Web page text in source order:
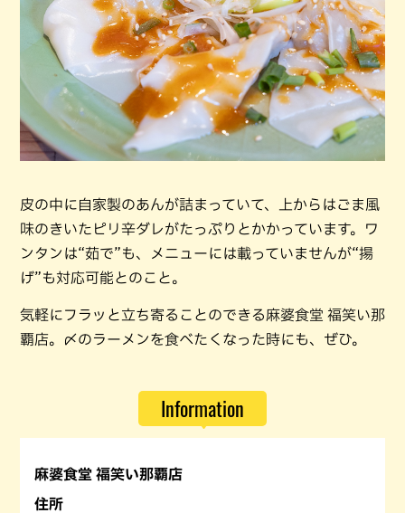
皮の中に自家製のあんが詰まっていて、上からはごま風
味のきいたピリ辛ダレがたっぷりとかかっています。ワ
ンタンは“茹で”も、メニューには載っていませんが“揚
げ”も対応可能とのこと。
気軽にフラッと立ち寄ることのできる麻婆食堂 福笑い那
覇店。〆のラーメンを食べたくなった時にも、ぜひ。
Information
麻婆食堂 福笑い那覇店
住所